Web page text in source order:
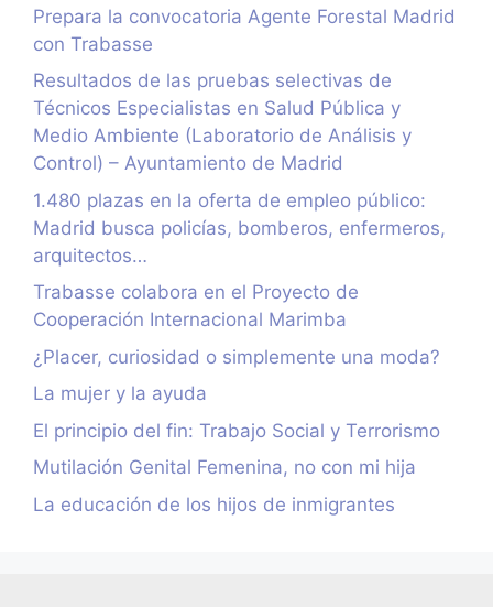
Prepara la convocatoria Agente Forestal Madrid
con Trabasse
Resultados de las pruebas selectivas de
Técnicos Especialistas en Salud Pública y
Medio Ambiente (Laboratorio de Análisis y
Control) – Ayuntamiento de Madrid
1.480 plazas en la oferta de empleo público:
Madrid busca policías, bomberos, enfermeros,
arquitectos…
Trabasse colabora en el Proyecto de
Cooperación Internacional Marimba
¿Placer, curiosidad o simplemente una moda?
La mujer y la ayuda
El principio del fin: Trabajo Social y Terrorismo
Mutilación Genital Femenina, no con mi hija
La educación de los hijos de inmigrantes